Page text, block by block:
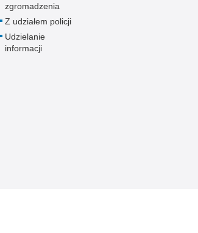
zgromadzenia
Z udziałem policji
Udzielanie
informacji